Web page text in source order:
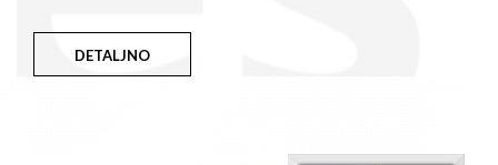
DETALJNO